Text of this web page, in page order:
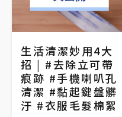
生活清潔妙用4大
招 | #去除立可帶
痕跡 #手機喇叭孔
清潔 #黏起鍵盤髒
汙 #衣服毛髮棉絮